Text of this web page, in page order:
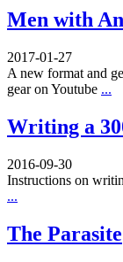
Men with
2017-01-27
A new format and
gear on Youtube ...
Writing a
2016-09-30
Instructions on
...
The Parasite